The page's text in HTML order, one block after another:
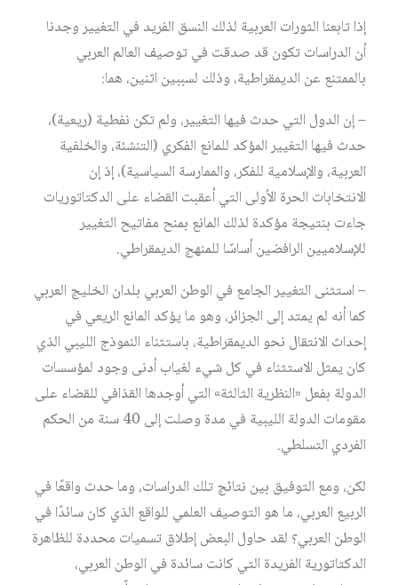
إذا تابعنا الثورات العربية لذلك النسق الفريد في التغيير وجدنا
أن الدراسات تكون قد صدقت في توصيف العالم العربي
بالممتنع عن الديمقراطية، وذلك لسببين اثنين، هما:
– إن الدول التي حدث فيها التغيير، ولم تكن نفطية (ريعية)،
حدث فيها التغيير المؤكد للمانع الفكري (التنشئة، والخلفية
العربية، والإسلامية للفكر، والممارسة السياسية)، إذ إن
الانتخابات الحرة الأولى التي أعقبت القضاء على الدكتاتوريات
جاءت بنتيجة مؤكدة لذلك المانع بمنح مفاتيح التغيير
للإسلاميين الرافضين أساسًا للمنهج الديمقراطي.
– استثنى التغيير الجامع في الوطن العربي بلدان الخليج العربي
كما أنه لم يمتد إلى الجزائر، وهو ما يؤكد المانع الريعي في
إحداث الانتقال نحو الديمقراطية، باستثناء النموذج الليبي الذي
كان يمثل الاستثناء في كل شيء لغياب أدنى وجود لمؤسسات
الدولة بفعل «النظرية الثالثة» التي أوجدها القذافي للقضاء على
مقومات الدولة الليبية في مدة وصلت إلى 40 سنة من الحكم
الفردي التسلطي.
لكن، ومع التوفيق بين نتائج تلك الدراسات، وما حدث واقعًا في
الربيع العربي، ما هو التوصيف العلمي للواقع الذي كان سائدًا في
الوطن العربي؟ لقد حاول البعض إطلاق تسميات محددة للظاهرة
الدكتاتورية الفريدة التي كانت سائدة في الوطن العربي،